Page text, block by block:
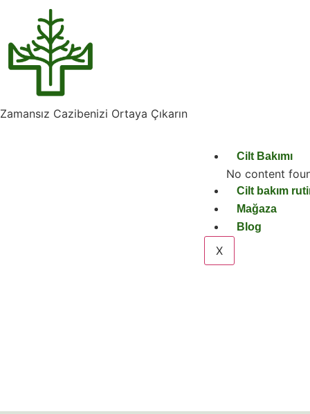
Zamansız Cazibenizi Ortaya Çıkarın
Cilt Bakımı
No content
Cilt bakım
Mağaza
Blog
X